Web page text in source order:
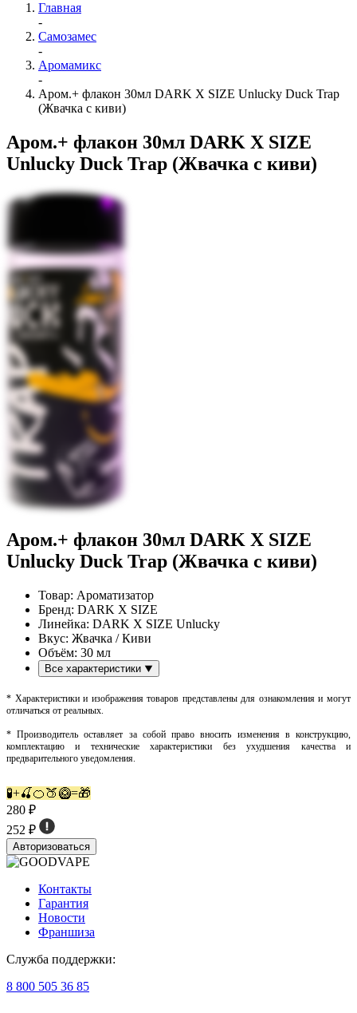
Главная
-
Самозамес
-
Аромамикс
-
Аром.+ флакон 30мл DARK X SIZE Unlucky Duck Trap
(Жвачка с киви)
Аром.+ флакон 30мл DARK X SIZE
Unlucky Duck Trap (Жвачка с киви)
Аром.+ флакон 30мл DARK X SIZE
Unlucky Duck Trap (Жвачка с киви)
Товар: Ароматизатор
Бренд: DARK X SIZE
Линейка: DARK X SIZE Unlucky
Вкус: Жвачка / Киви
Объём: 30 мл
Все характеристики
* Характеристики и изображения товаров представлены для ознакомления и могут
отличаться от реальных.
* Производитель оставляет за собой право вносить изменения в конструкцию,
комплектацию и технические характеристики без ухудшения качества и
предварительного уведомления.
🧪+🍒🍊🍑🥝=🎁
280 ₽
252 ₽
Авторизоваться
Контакты
Гарантия
Новости
Франшиза
Служба поддержки:
8 800 505 36 85